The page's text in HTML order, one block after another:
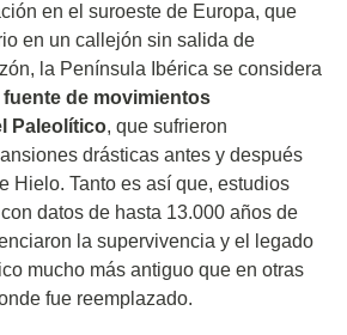
en el suroeste de Europa, que
en un callejón sin salida de
la Península Ibérica se considera
de movimientos
Paleolítico, que sufrieron
drásticas antes y después
Hielo. Tanto es así que, estudios
datos de hasta 13.000 años de
la supervivencia y el legado
mucho más antiguo que en otras
fue reemplazado.